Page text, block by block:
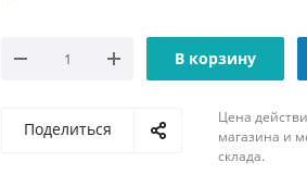
В корзину
Поделиться
Цена
магазина и
склада.